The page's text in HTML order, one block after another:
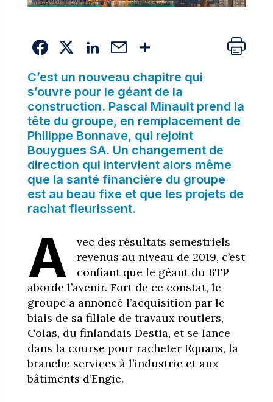
C’est un nouveau chapitre qui
s’ouvre pour le géant de la
construction. Pascal Minault prend la
tête du groupe, en remplacement de
Philippe Bonnave, qui rejoint
Bouygues SA. Un changement de
direction qui intervient alors même
que la santé financière du groupe
est au beau fixe et que les projets de
rachat fleurissent.
A
vec des résultats semestriels
revenus au niveau de 2019, c’est
confiant que le géant du BTP
aborde l’avenir. Fort de ce constat, le
groupe a annoncé l’acquisition par le
biais de sa filiale de travaux routiers,
Colas, du finlandais Destia, et se lance
dans la course pour racheter Equans, la
branche services à l’industrie et aux
bâtiments d’Engie.